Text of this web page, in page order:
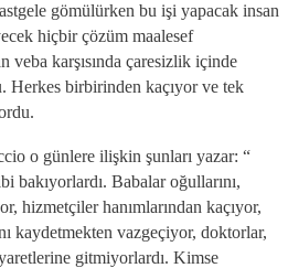
gömülürken bu işi yapacak insan
hiçbir çözüm maalesef
veba karşısında çaresizlik içinde
Herkes birbirinden kaçıyor ve tek
o günlere ilişkin şunları yazar: “
bakıyorlardı. Babalar oğullarını,
hizmetçiler hanımlarından kaçıyor,
kaydetmekten vazgeçiyor, doktorlar,
gitmiyorlardı. Kimse